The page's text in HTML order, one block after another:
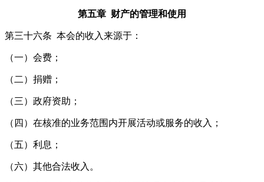
第五章 财产的管理和使用
第三十六条 本会的收入来源于：
（一）会费；
（二）捐赠；
（三）政府资助；
（四）在核准的业务范围内开展活动或服务的收入；
（五）利息；
（六）其他合法收入。